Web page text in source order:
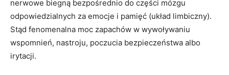
nerwowe biegną bezpośrednio do części mózgu
odpowiedzialnych za emocje i pamięć (układ limbiczny).
Stąd fenomenalna moc zapachów w wywoływaniu
wspomnień, nastroju, poczucia bezpieczeństwa albo
irytacji.